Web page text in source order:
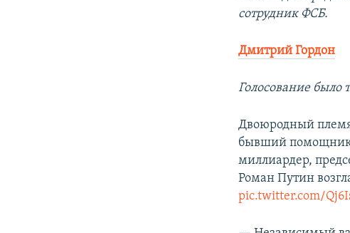
сотрудник ФСБ.
Дмитрий Гордон
Голосование было
Двоюродный
бывший помощник
миллиардер,
Роман Путин
pic.twitter.com/